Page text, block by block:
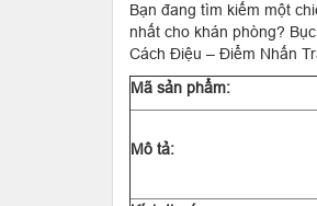
Bạn đang tìm kiếm một
nhất cho khán phòng?
Cách Điệu – Điểm Nhấn
Mã sản phẩm:
Mô tả: